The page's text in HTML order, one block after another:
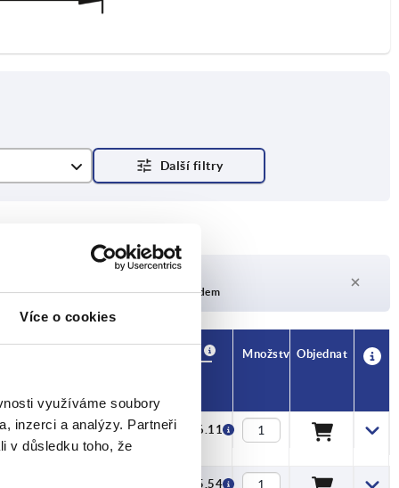
Více o cookies
využíváme soubory
inzerci a analýzy. Partneři
v důsledku toho, že
Doba dodání na vyžádání
V současné době není skladem
Množství Objednat
6 CZK106.11
CZK115.54